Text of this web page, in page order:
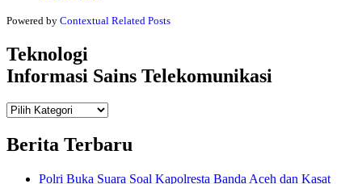
Powered by Contextual Related Posts
Teknologi
Informasi Sains Telekomunikasi
Teknologi
Berita Terbaru
Polri Buka Suara Soal Kapolresta Banda Aceh dan Kasat